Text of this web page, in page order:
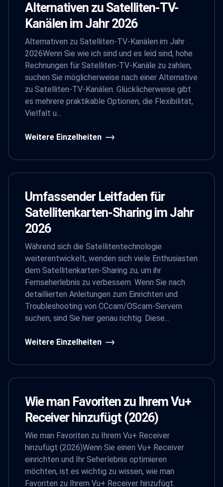
Alternativen zu Satelliten-TV-
Kanälen im Jahr 2026
Alternativen zu Satelliten-TV-Kanälen im Jahr
2026Wenn Sie wie ich sind und es leid sind, hohe
Rechnungen für Satelliten-TV-Kanäle zu zahlen,
suchen Sie möglicherweise nach einer Alternative
zu Satelliten-TV-Kanälen. Glücklicherweise gibt
es mehrere praktikable Optionen, die Flexibilität,
Vielfalt u...
Weitere Einzelheiten
Umfassender Leitfaden für
Satellitenkarten-Sharing im Jahr
2026
Während sich die Satellitentechnologie
weiterentwickelt, wenden sich viele Enthusiasten
dem Satellitenkarten-Sharing zu, um ihr
Fernseherlebnis zu verbessern. Wenn Sie nach
detaillierten Anleitungen zum Einrichten und
Troubleshooting von CCcam/OScam-Servern
suchen, sind Sie hier genau richtig. Diese...
Weitere Einzelheiten
Wie man Favoriten zu Ihrem Vu+
Receiver hinzufügt (2026)
Wie man Favoriten zu Ihrem Vu+ Receiver
hinzufügt (2026)Wenn Sie einen Vu+ Receiver
einrichten und Ihr Seherlebnis optimieren
möchten, ist es wichtig zu wissen, wie man
Favoriten zu Ihrem Vu+ Receiver hinzufügt.